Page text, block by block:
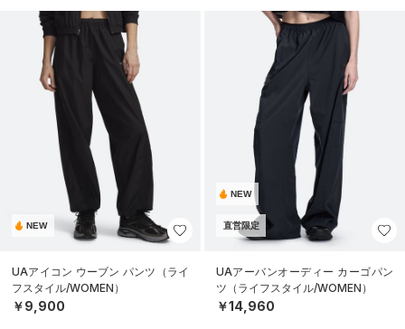
NEW
UAアイコン ウーブン パンツ（ライ
フスタイル/WOMEN）
￥9,900
NEW
直営限定
UAアーバンオーディー カーゴパン
ツ（ライフスタイル/WOMEN）
￥14,960